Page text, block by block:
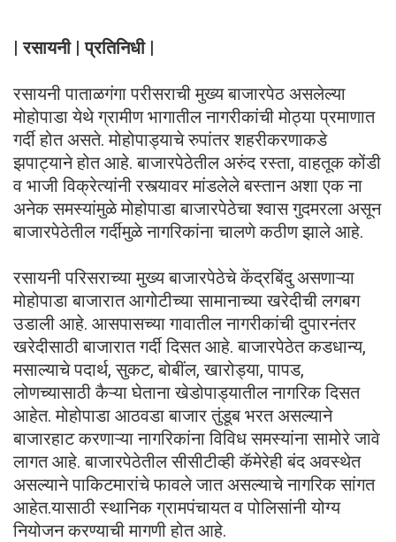
| रसायनी | प्रतिनिधी |
रसायनी पाताळगंगा परीसराची मुख्य बाजारपेठ असलेल्या
मोहोपाडा येथे ग्रामीण भागातील नागरीकांची मोठ्या प्रमाणात
गर्दी होत असते. मोहोपाड्याचे रुपांतर शहरीकरणाकडे
झपाट्याने होत आहे. बाजारपेठेतील अरुंद रस्ता, वाहतूक कोंडी
व भाजी विक्रेत्यांनी रस्त्यावर मांडलेले बस्तान अशा एक ना
अनेक समस्यांमुळे मोहोपाडा बाजारपेठेचा श्वास गुदमरला असून
बाजारपेठेतील गर्दीमुळे नागरिकांना चालणे कठीण झाले आहे.
रसायनी परिसराच्या मुख्य बाजारपेठेचे केंद्रबिंदु असणाऱ्या
मोहोपाडा बाजारात आगोटीच्या सामानाच्या खरेदीची लगबग
उडाली आहे. आसपासच्या गावातील नागरीकांची दुपारनंतर
खरेदीसाठी बाजारात गर्दी दिसत आहे. बाजारपेठेत कडधान्य,
मसाल्याचे पदार्थ, सुकट, बोबींल, खारोड्या, पापड,
लोणच्यासाठी कैऱ्या घेताना खेडोपाड्यातील नागरिक दिसत
आहेत. मोहोपाडा आठवडा बाजार तुंडूब भरत असल्याने
बाजारहाट करणाऱ्या नागरिकांना विविध समस्यांना सामोरे जावे
लागत आहे. बाजारपेठेतील सीसीटीव्ही कॅमेरेही बंद अवस्थेत
असल्याने पाकिटमारांचे फावले जात असल्याचे नागरिक सांगत
आहेत.यासाठी स्थानिक ग्रामपंचायत व पोलिसांनी योग्य
नियोजन करण्याची मागणी होत आहे.